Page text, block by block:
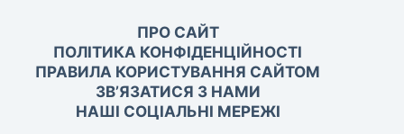
ПРО САЙТ
ПОЛІТИКА КОНФІДЕНЦІЙНОСТІ
ПРАВИЛА КОРИСТУВАННЯ САЙТОМ
ЗВ’ЯЗАТИСЯ З НАМИ
НАШІ СОЦІАЛЬНІ МЕРЕЖІ